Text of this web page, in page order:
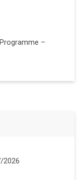
–
2026